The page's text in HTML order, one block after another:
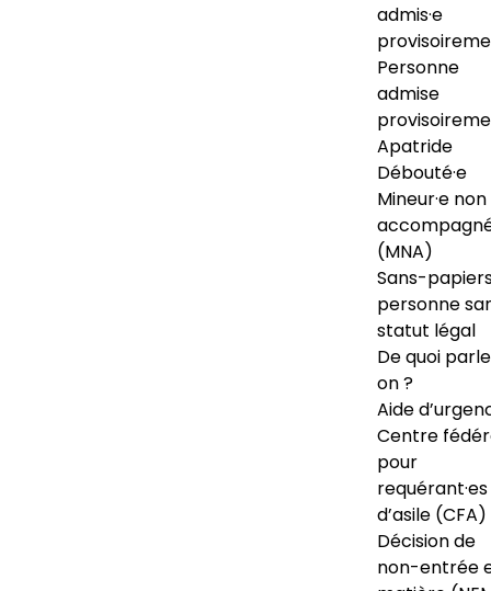
admis·e
Personne
admise
Apatride
Débouté·e
Mineur·e non
(MNA)
Sans-
personne
statut légal
De quoi
on ?
Aide
Centre
pour
requérant·es
d’asile (CFA)
Décision de
non-entrée